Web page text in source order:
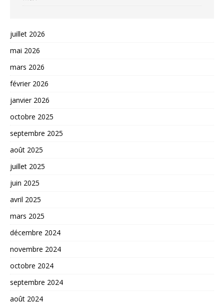
juillet 2026
mai 2026
mars 2026
février 2026
janvier 2026
octobre 2025
septembre 2025
août 2025
juillet 2025
juin 2025
avril 2025
mars 2025
décembre 2024
novembre 2024
octobre 2024
septembre 2024
août 2024